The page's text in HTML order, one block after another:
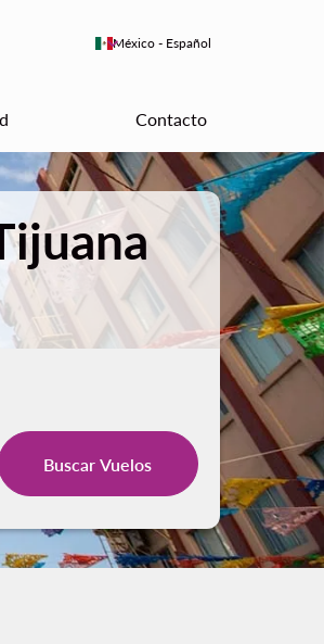
México - Español
keyboard_arrow_down
Contacto
Buscar Vuelos